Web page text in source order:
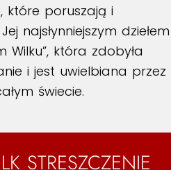
które poruszają i
najsłynniejszym dziełem
Wilku”, która zdobyła
i jest uwielbiana przez
świecie.
STRESZCZENIE